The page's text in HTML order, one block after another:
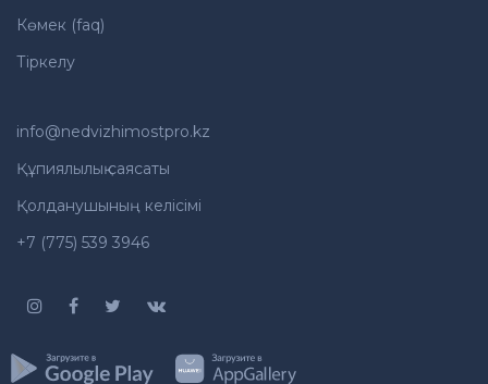
Көмек (faq)
Тіркелу
info@nedvizhimostpro.kz
Құпиялылық саясаты
Қолданушының келісімі
+7 (775) 539 3946